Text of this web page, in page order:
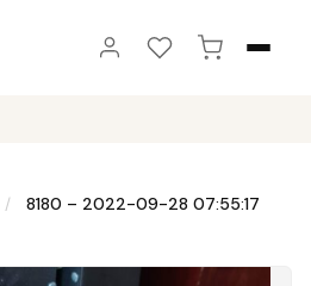
/ 8180 – 2022-09-28 07:55:17